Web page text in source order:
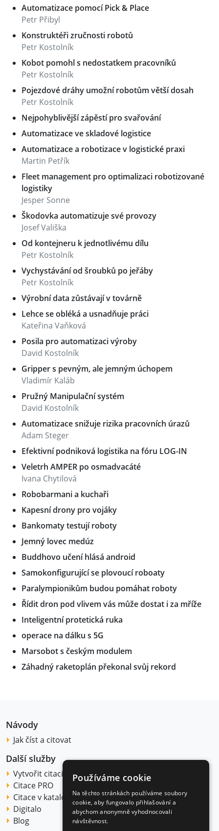
Automatizace pomocí Pick & Place
Petr Přibyl
Konstruktéři zručnosti robotů
Petr Kostolník
Kobot pomohl s nedostatkem pracovníků
Petr Kostolník
Pojezdové dráhy umožní robotům větší dosah
Petr Kostolník
Nejpohyblivější zápěstí pro svařování
Automatizace ve skladové logistice
Automatizace a robotizace v logistické praxi
Martin Petřík
Fleet management pro optimalizaci robotizované
logistiky
Jesper Sonne
Škodovka automatizuje své provozy
Josef Vališka
Od kontejneru k jednotlivému dílu
Petr Kostolník
Vychystávání od šroubků po jeřáby
Petr Kostolník
Výrobní data zůstávají v továrně
Lehce se obléká a usnadňuje práci
Kateřina Vaňková
Posila pro automatizaci výroby
David Kostolník
Gripper s pevným, ale jemným úchopem
Vladimír Kaláb
Pružný Manipulační systém
David Kostolník
Automatizace snižuje rizika pracovních úrazů
Adam Steger
Efektivní podniková logistika na fóru LOG-IN
Veletrh AMPER po osmadvacáté
Ivana Chytilová
Robobarmani a kuchaři
Kapesní drony pro vojáky
Bankomaty testují roboty
Jemný lovec medúz
Buddhovo učení hlásá android
Samokonfigurující se plovoucí roboaty
Paralympionikům budou pomáhat roboty
Řídit dron pod vlivem vás může dostat i za mříže
Inteligentní protetická ruka
operace na dálku s 5G
Marsobot s českým modulem
Záhadný raketoplán překonal svůj rekord
Návody
Jak číst a citovat
Další služby
Vytvořit citaci
Citace PRO
Citace v katalogu
Digitalo
Blog
Používáme cookie
Na těchto stránkách používáme soubory
cookie, aby fungovalo přihlašování a
abychom anonymně vyhodnocovali
návštěvnost.